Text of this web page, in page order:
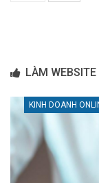
LÀM WEBSITE
KINH DOANH